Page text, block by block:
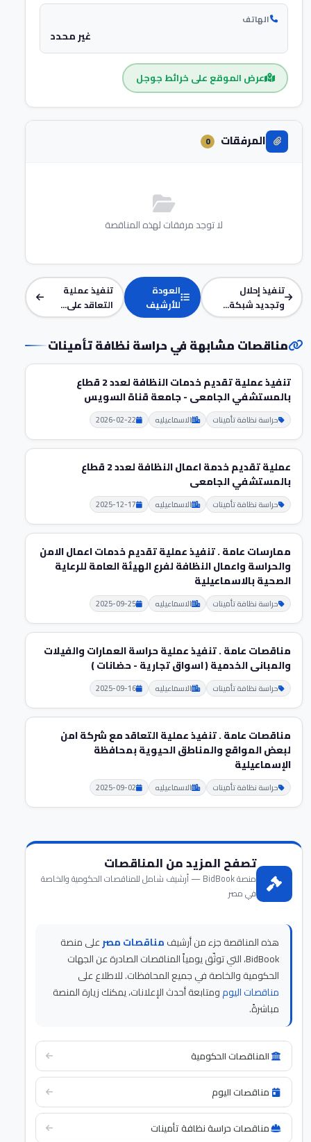
الهاتف
غير محدد
عرض الموقع على خرائط جوجل
المرفقات 0
لا توجد مرفقات لهذه المناقصة
تنفيذ إحلال
وتجديد شبكة...
العودة
للأرشيف
تنفيذ عملية
التعاقد على...
مناقصات مشابهة في حراسة نظافة تأمينات
تنفيذ عملية تقديم خدمات النظافة لعدد 2 قطاع
بالمستشفي الجامعى - جامعة قناة السويس
حراسة نظافة تأمينات الاسماعيليه 2026-02-22
عملية تقديم خدمة اعمال النظافة لعدد 2 قطاع
بالمستشفي الجامعى
حراسة نظافة تأمينات الاسماعيليه 2025-12-17
ممارسات عامة . تنفيذ عملية تقديم خدمات اعمال الامن
والحراسة واعمال النظافة لفرع الهيئة العامة للرعاية
الصحية بالاسماعيلية
حراسة نظافة تأمينات الاسماعيليه 2025-09-25
مناقصات عامة . تنفيذ عملية حراسة العمارات والفيلات
والمبانى الخدمية ( اسواق تجارية - حضانات )
حراسة نظافة تأمينات الاسماعيليه 2025-09-16
مناقصات عامة . تنفيذ عملية التعاقد مع شركة امن
لبعض المواقع والمناطق الحيوية بمحافظة
الإسماعيلية
حراسة نظافة تأمينات الاسماعيليه 2025-09-02
تصفح المزيد من المناقصات
منصة BidBook — أرشيف شامل للمناقصات الحكومية والخاصة
في مصر
هذه المناقصة جزء من أرشيفمناقصات مصرعلى منصة
BidBook، التي توثّق يومياً المناقصات الصادرة عن الجهات
الحكومية والخاصة في جميع المحافظات. للاطلاع على
مناقصات اليومومتابعة أحدث الإعلانات، يمكنك زيارة المنصة
مباشرةً.
المناقصات الحكومية
مناقصات اليوم
مناقصات حراسة نظافة تأمينات